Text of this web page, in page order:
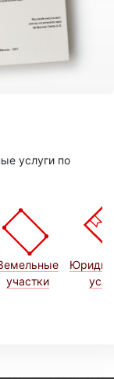
услуги по
участки